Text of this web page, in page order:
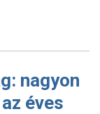
nagyon
éves